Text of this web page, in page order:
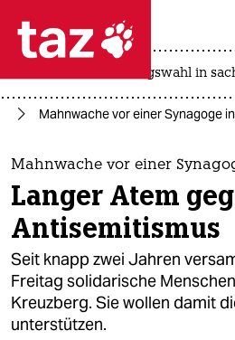
 taz zahl ich
taz zahl ich
themen
politik
öko
gesellschaft
kultur
landtagswahl in
Mahnwache vor einer Synagoge
Mahnwache vor einer
Langer Atem
Antisemitismus
Seit knapp zwei Jahren
Freitag solidarische
Kreuzberg. Sie wollen damit
unterstützen.